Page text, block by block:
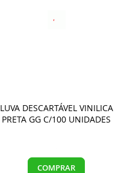
LUVA DESCARTÁVEL VINILICA
PRETA GG C/100 UNIDADES
COMPRAR